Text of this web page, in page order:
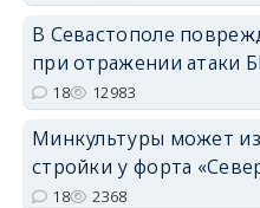
В Севастополе
при отражении атаки
18 12983
Минкультуры может
стройки у форта
18 2368